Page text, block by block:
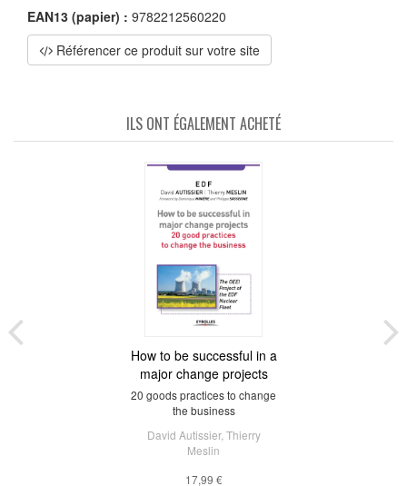
EAN13 (papier) : 9782212560220
Référencer ce produit sur votre site
ILS ONT ÉGALEMENT ACHETÉ
How to be successful in a
major change projects
20 goods practices to change
the business
David Autissier, Thierry
Meslin
17,99 €